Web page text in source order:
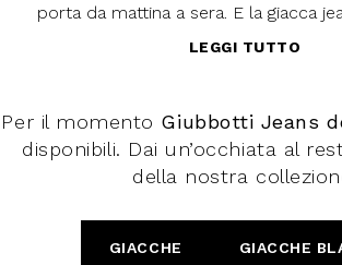
porta da mattina a sera. E la giacca
mixare con capi basic comemagliette e
look in denim, oppure congonnelunghe
online l'abbigliamento donna
LEGGI TUTTO
Per il momento Giubbotti Jeans
disponibili. Dai un’occhiata al
della nostra
GIACCHE GIACCHE